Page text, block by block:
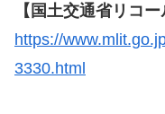
【国土交通省リコー
https://
3330.html